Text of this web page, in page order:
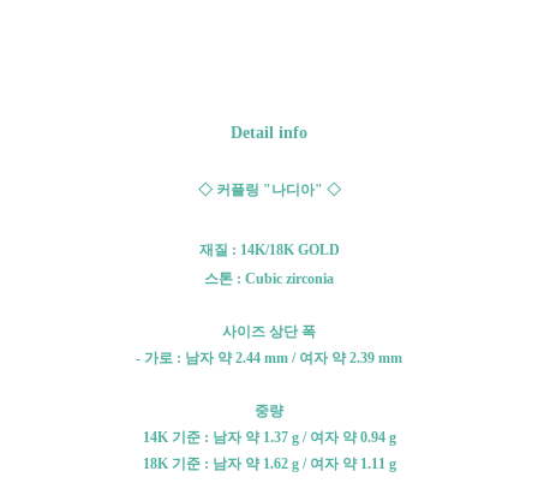
Detail info
◇ 커플링 "나디아" ◇
재질 : 14K/18K GOLD
스톤 : Cubic zirconia
사이즈 상단 폭
- 가로 : 남자 약 2.44 mm / 여자 약 2.39 mm
중량
14K 기준 : 남자 약 1.37 g / 여자 약 0.94 g
18K 기준 : 남자 약 1.62 g / 여자 약 1.11 g